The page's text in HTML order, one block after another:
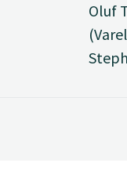
Oluf